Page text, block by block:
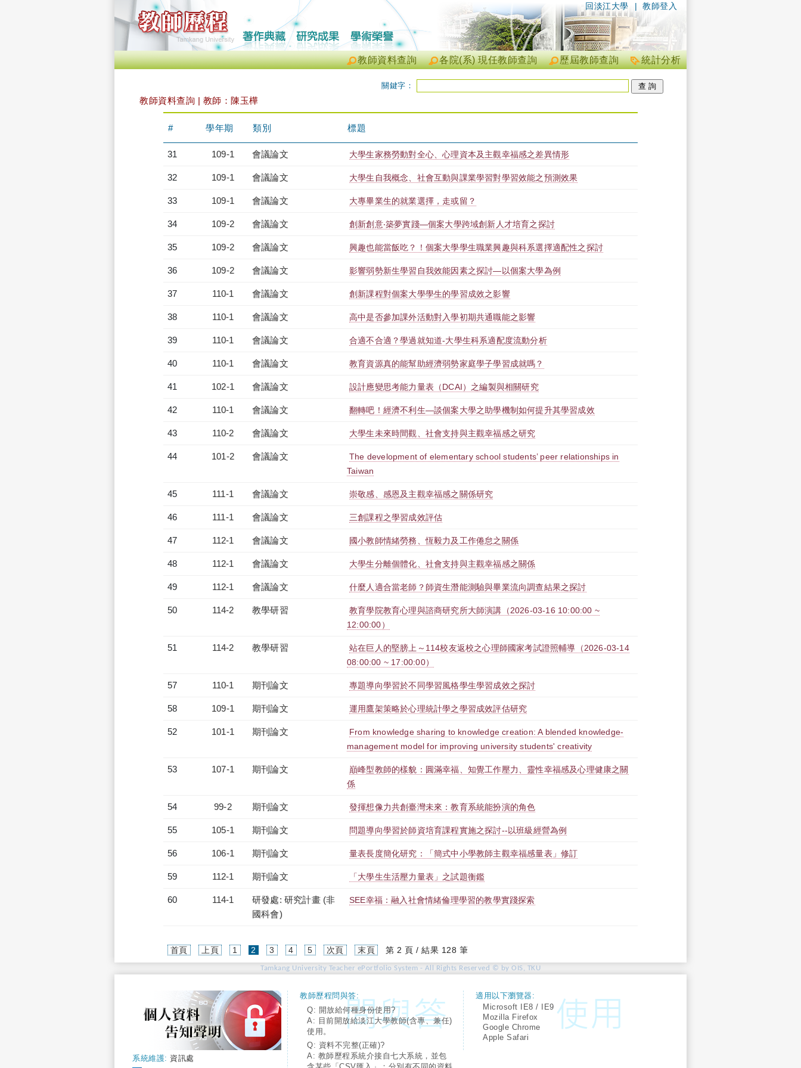
| 教師登入
回淡江大學
統計分析
歷屆教師查詢
各院(系) 現任教師查詢
教師資料查詢
關鍵字：
教師資料查詢 | 教師：陳玉樺
# 學年期 類別 標題
31 109-1 會議論文 大學生家務勞動對全心、心理資本及主觀幸福感之差異情形
32 109-1 會議論文 大學生自我概念、社會互動與課業學習對學習效能之預測效果
33 109-1 會議論文 大專畢業生的就業選擇，走或留？
34 109-2 會議論文 創新創意‧築夢實踐—個案大學跨域創新人才培育之探討
35 109-2 會議論文 興趣也能當飯吃？！個案大學學生職業興趣與科系選擇適配性之探討
36 109-2 會議論文 影響弱勢新生學習自我效能因素之探討—以個案大學為例
37 110-1 會議論文 創新課程對個案大學學生的學習成效之影響
38 110-1 會議論文 高中是否參加課外活動對入學初期共通職能之影響
39 110-1 會議論文 合適不合適？學過就知道-大學生科系適配度流動分析
40 110-1 會議論文 教育資源真的能幫助經濟弱勢家庭學子學習成就嗎？
41 102-1 會議論文 設計應變思考能力量表（DCAI）之編製與相關研究
42 110-1 會議論文 翻轉吧！經濟不利生—談個案大學之助學機制如何提升其學習成效
43 110-2 會議論文 大學生未來時間觀、社會支持與主觀幸福感之研究
44 101-2 會議論文
The development of elementary school students’ peer relationships in
Taiwan
45 111-1 會議論文 崇敬感、感恩及主觀幸福感之關係研究
46 111-1 會議論文 三創課程之學習成效評估
47 112-1 會議論文 國小教師情緒勞務、恆毅力及工作倦怠之關係
48 112-1 會議論文 大學生分離個體化、社會支持與主觀幸福感之關係
49 112-1 會議論文 什麼人適合當老師？師資生潛能測驗與畢業流向調查結果之探討
50 114-2 教學研習
教育學院教育心理與諮商研究所大師演講（2026-03-16 10:00:00 ~
12:00:00）
51 114-2 教學研習
站在巨人的堅膀上～114校友返校之心理師國家考試證照輔導（2026-03-14
08:00:00 ~ 17:00:00）
57 110-1 期刊論文 專題導向學習於不同學習風格學生學習成效之探討
58 109-1 期刊論文 運用鷹架策略於心理統計學之學習成效評估研究
52 101-1 期刊論文
From knowledge sharing to knowledge creation: A blended knowledge-
management model for improving university students' creativity
53 107-1 期刊論文
巔峰型教師的樣貌：圓滿幸福、知覺工作壓力、靈性幸福感及心理健康之關
係
54 99-2 期刊論文 發揮想像力共創臺灣未來：教育系統能扮演的角色
55 105-1 期刊論文 問題導向學習於師資培育課程實施之探討--以班級經營為例
56 106-1 期刊論文 量表長度簡化研究：「簡式中小學教師主觀幸福感量表」修訂
59 112-1 期刊論文 「大學生生活壓力量表」之試題衡鑑
60 114-1
研發處: 研究計畫 (非
國科會)
SEE幸福：融入社會情緒倫理學習的教學實踐探索
首頁 上頁 1 2 (current)
3 4 5 次頁 末頁 第 2 頁 / 結果 128 筆
Tamkang University Teacher ePortfolio System - All Rights Reserved © by OIS, TKU
系統維護: 資訊處
教師歷程問與答:
Q: 開放給何種身份使用?
A: 目前開放給淡江大學教師(含專、兼任)
使用。
Q: 資料不完整(正確)?
A: 教師歷程系統介接自七大系統，並包
適用以下瀏覽器:
Microsoft IE8 / IE9
Mozilla Firefox
Google Chrome
Apple Safari